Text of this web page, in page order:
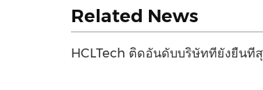
Related News
HCLTech ติดอันดับบริษัทที่ยั่งยืนที่